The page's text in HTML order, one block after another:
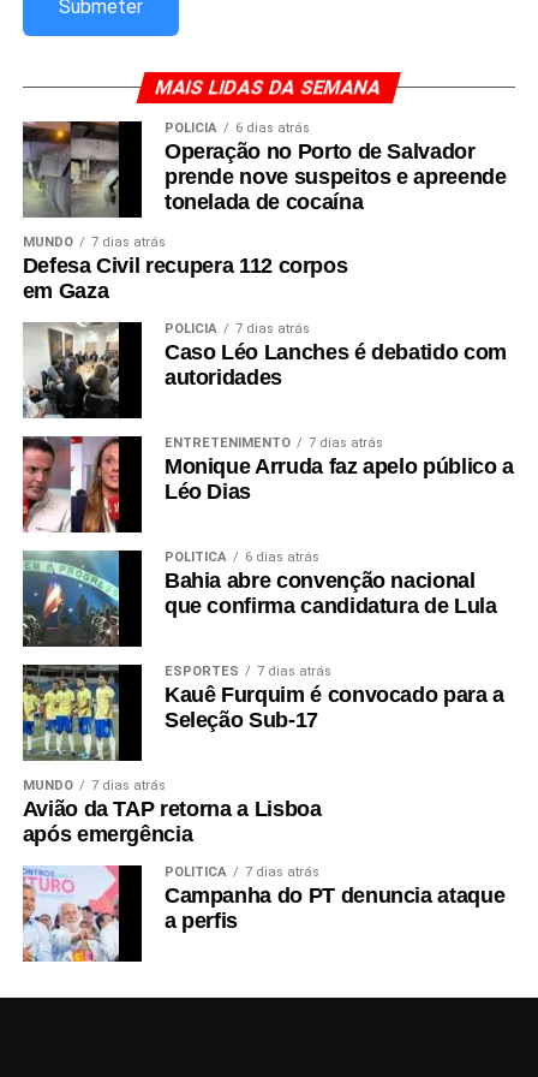
MAIS LIDAS DA SEMANA
POLÍCIA 6 dias atrás
Operação no Porto de Salvador
prende nove suspeitos e apreende
tonelada de cocaína
MUNDO 7 dias atrás
Defesa Civil recupera 112 corpos
em Gaza
POLÍCIA 7 dias atrás
Caso Léo Lanches é debatido com
autoridades
ENTRETENIMENTO 7 dias atrás
Monique Arruda faz apelo público a
Léo Dias
POLÍTICA 6 dias atrás
Bahia abre convenção nacional
que confirma candidatura de Lula
ESPORTES 7 dias atrás
Kauê Furquim é convocado para a
Seleção Sub-17
MUNDO 7 dias atrás
Avião da TAP retorna a Lisboa
após emergência
POLÍTICA 7 dias atrás
Campanha do PT denuncia ataque
a perfis